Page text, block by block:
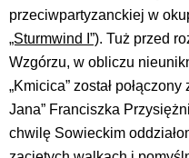
przeciwpartyzanckiej w
„Sturmwind I”). Tuż przed
Wzgórzu, w obliczu
„Kmicica” został
Jana” Franciszka
chwilę Sowieckim